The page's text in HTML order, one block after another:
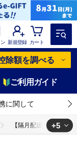
新規登録 カート
除額を調べる
ご利用ガイド
に関して
【隔月配送】キッチ
+5